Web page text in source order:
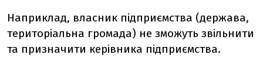
Наприклад, власник підприємства (держава,
територіальна громада) не зможуть звільнити
та призначити керівника підприємства.